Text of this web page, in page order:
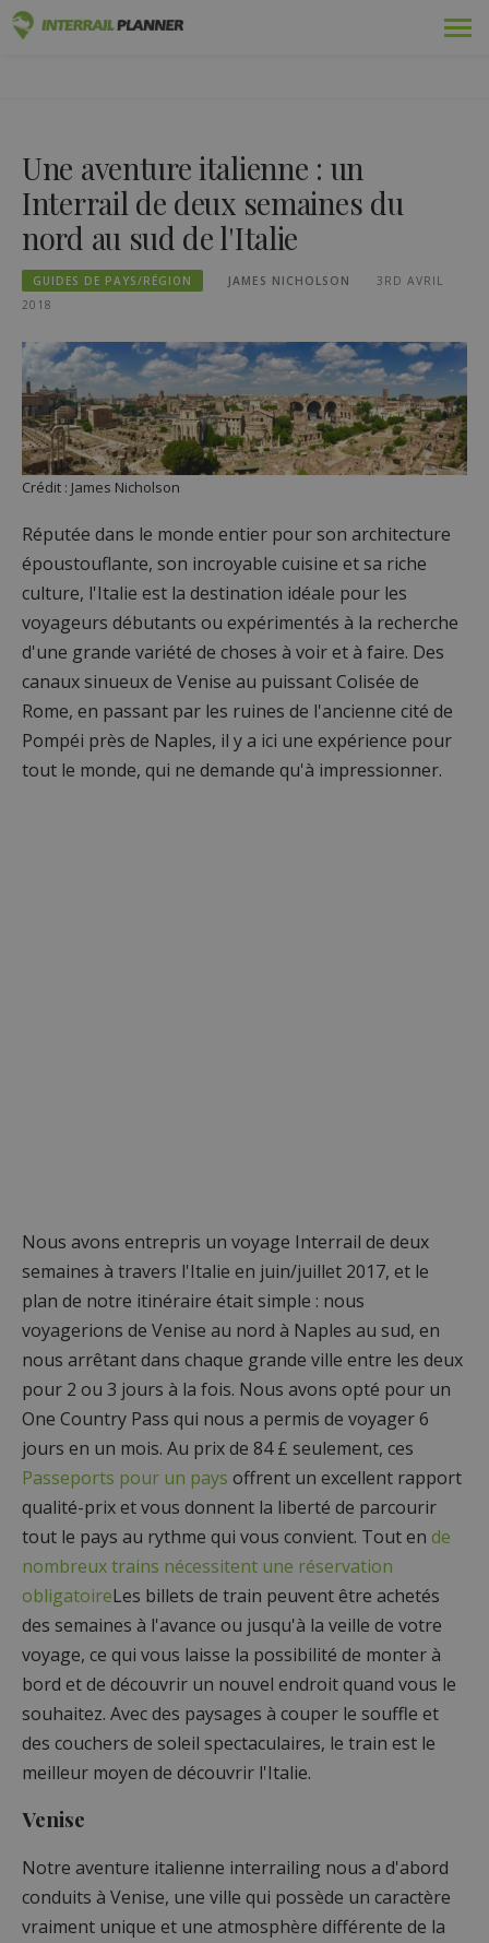
Voyages
Blog
Guides pays
Se connecter
Planifiez un nouveau voyage !
Une aventure italienne : un
Interrail de deux semaines du
nord au sud de l'Italie
GUIDES DE PAYS/RÉGION JAMES NICHOLSON
3RD AVRIL
2018
Crédit : James Nicholson
Réputée dans le monde entier pour son architecture
époustouflante, son incroyable cuisine et sa riche
culture, l'Italie est la destination idéale pour les
voyageurs débutants ou expérimentés à la recherche
d'une grande variété de choses à voir et à faire. Des
canaux sinueux de Venise au puissant Colisée de
Rome, en passant par les ruines de l'ancienne cité de
Pompéi près de Naples, il y a ici une expérience pour
tout le monde, qui ne demande qu'à impressionner.
Nous avons entrepris un voyage Interrail de deux
semaines à travers l'Italie en juin/juillet 2017, et le
plan de notre itinéraire était simple : nous
voyagerions de Venise au nord à Naples au sud, en
nous arrêtant dans chaque grande ville entre les deux
pour 2 ou 3 jours à la fois. Nous avons opté pour un
One Country Pass qui nous a permis de voyager 6
jours en un mois. Au prix de 84 £ seulement, ces
Passeports pour un pays offrent un excellent rapport
qualité-prix et vous donnent la liberté de parcourir
tout le pays au rythme qui vous convient. Tout en de
nombreux trains nécessitent une réservation
obligatoireLes billets de train peuvent être achetés
des semaines à l'avance ou jusqu'à la veille de votre
voyage, ce qui vous laisse la possibilité de monter à
bord et de découvrir un nouvel endroit quand vous le
souhaitez. Avec des paysages à couper le souffle et
des couchers de soleil spectaculaires, le train est le
meilleur moyen de découvrir l'Italie.
Venise
Notre aventure italienne interrailing nous a d'abord
conduits à Venise, une ville qui possède un caractère
vraiment unique et une atmosphère différente de la